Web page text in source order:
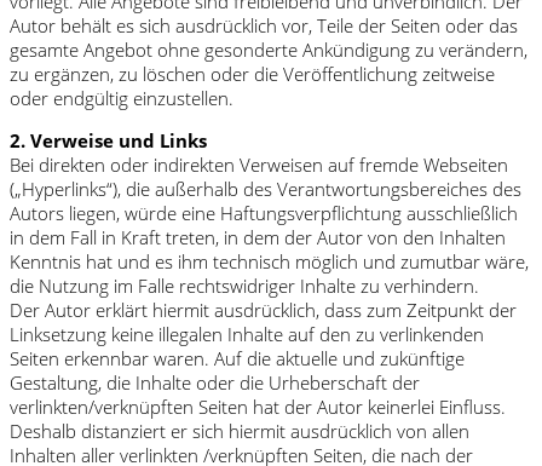
Autor behält es sich ausdrücklich vor, Teile der Seiten oder das
gesamte Angebot ohne gesonderte Ankündigung zu verändern,
zu ergänzen, zu löschen oder die Veröffentlichung zeitweise
oder endgültig einzustellen.
2. Verweise und Links
Bei direkten oder indirekten Verweisen auf fremde Webseiten
(„Hyperlinks“), die außerhalb des Verantwortungsbereiches des
Autors liegen, würde eine Haftungsverpflichtung ausschließlich
in dem Fall in Kraft treten, in dem der Autor von den Inhalten
Kenntnis hat und es ihm technisch möglich und zumutbar wäre,
die Nutzung im Falle rechtswidriger Inhalte zu verhindern.
Der Autor erklärt hiermit ausdrücklich, dass zum Zeitpunkt der
Linksetzung keine illegalen Inhalte auf den zu verlinkenden
Seiten erkennbar waren. Auf die aktuelle und zukünftige
Gestaltung, die Inhalte oder die Urheberschaft der
verlinkten/verknüpften Seiten hat der Autor keinerlei Einfluss.
Deshalb distanziert er sich hiermit ausdrücklich von allen
Inhalten aller verlinkten /verknüpften Seiten, die nach der